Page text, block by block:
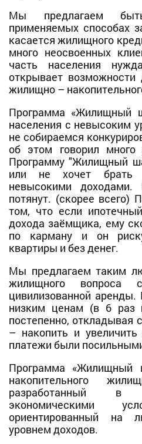
Мы предлагаем
применяемых способах
касается жилищного
много неосвоенных
часть населения
открывает
жилищно –
Программа «Жилищный
населения с невысоким
не собираемся
об этом говорил
Программу "Жилищный
или не хочет
невысокими доходами.
потянут. (скорее
том, что если
дохода заёмщика, ему
по карману и он
квартиры и без денег.
Мы предлагаем таким
жилищного вопроса
цивилизованной аренды.
низким ценам (в 6 раз
постепенно, откладывая
– накопить и
платежи были
Программа «Жилищный
накопительного
разработанный в
экономическими
ориентированный на
уровнем доходов.